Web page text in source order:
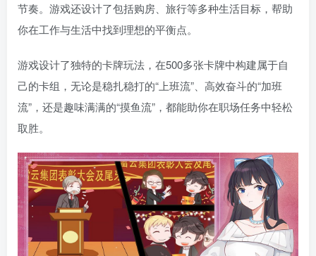
节奏。游戏还设计了包括购房、旅行等多种生活目标，帮助
你在工作与生活中找到理想的平衡点。
游戏设计了独特的卡牌玩法，在500多张卡牌中构建属于自
己的卡组，无论是稳扎稳打的“上班流”、高效奋斗的“加班
流”，还是趣味满满的“摸鱼流”，都能助你在职场任务中轻松
取胜。